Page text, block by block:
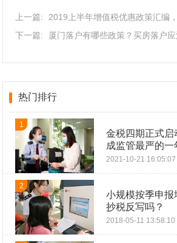
上一篇:
2019上半年增值税优惠政策汇编
下一篇:
厦门落户有哪些政策？买房落户应
热门排行
1
金税四期正式
成监管最严的一
2021-10-21 16:05:07
2
小规模按季申报
抄税反写吗？
2018-05-11 13:58:10